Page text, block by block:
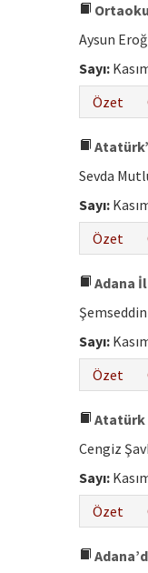
Aysun
Sayı:
Özet
Sevda
Sayı:
Özet
Adana
Sayı:
Özet
Atatürk
Cengiz
Sayı:
Özet